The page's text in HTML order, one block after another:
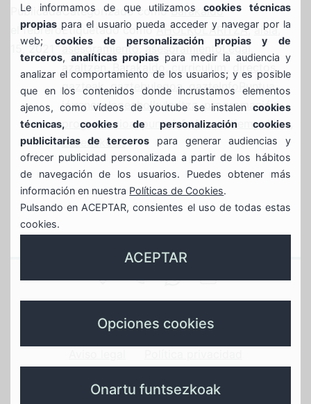
Publicada
elfebrero
15, 2021
Categorizado comoBarakaldo
Etiquetado comoAHOLKULARITZA,aisia
asesoramiento,asesoramientoLegal
azaltzen
, Barakaldo , curriculum
,
gazteak,gaztebulegoa,gazteInfoPuntua,
jóvenes,legeaholkularitza,programación,
programazioa,puntoInfoJoven,tiempolibre,
zuzenekoak
Política de cookies Política de calidad
Le informamos de que utilizamoscookies técnicas
propias para el usuario pueda acceder y navegar por la
web; cookies de personalización propias y de
terceros,analíticas propias para medir la audiencia y
analizar el comportamiento de los usuarios; y es posible
que en los contenidos donde incrustamos elementos
ajenos, como vídeos de youtube se instalen cookies
técnicas, cookies de personalización cookies
publicitarias de terceros para generar audiencias y
ofrecer publicidad personalizada a partir de los hábitos
de navegación de los usuarios. Puedes obtener más
información en nuestra Políticas de Cookies.
Pulsando en ACEPTAR, consientes el uso de todas estas
cookies.
ACEPTAR
Opciones cookies
Onartu funtsezkoak